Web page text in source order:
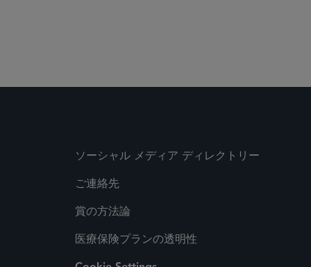
ソーシャル メディア ディレクトリー
ご連絡先
賞の方法論
医療保険プランの透明性